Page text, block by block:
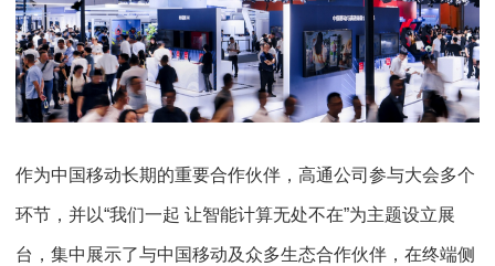
作为中国移动长期的重要合作伙伴，高通公司参与大会多个
环节，并以“我们一起 让智能计算无处不在”为主题设立展
台，集中展示了与中国移动及众多生态合作伙伴，在终端侧